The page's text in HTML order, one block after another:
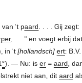
van 't paard . . . . Gij zegt:
, . . ." en voegt erbij dat
in 't hollandsch ert:
°). — Nu: is er= aard ,
niet aan, dit aard